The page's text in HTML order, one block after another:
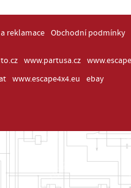
reklamace Obchodní podmínky
www.partusa.cz
www.escape4x4.eu ebay